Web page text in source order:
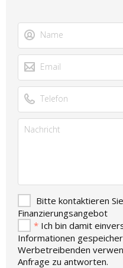
Bitte kontaktieren
Finanzierungsangebot
* Ich bin damit
Informationen
Werbetreibenden
Anfrage zu antworten.